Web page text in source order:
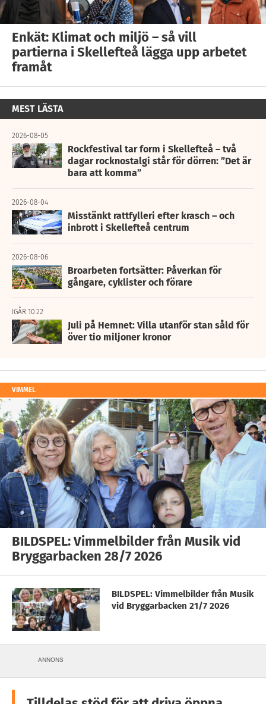
Enkät: Klimat och miljö – så vill
partierna i Skellefteå lägga upp arbetet
framåt
MEST LÄSTA
2026-08-05
Rockfestival tar form i Skellefteå – två
dagar rocknostalgi står för dörren: ”Det är
bara att komma”
2026-08-04
Misstänkt rattfylleri efter krasch – och
inbrott i Skellefteå centrum
2026-08-06
Broarbeten fortsätter: Påverkan för
gångare, cyklister och förare
IGÅR 10:22
Juli på Hemnet: Villa utanför stan såld för
över tio miljoner kronor
VIMMEL
BILDSPEL: Vimmelbilder från Musik vid
Bryggarbacken 28/7 2026
BILDSPEL: Vimmelbilder från Musik
vid Bryggarbacken 21/7 2026
ANNONS